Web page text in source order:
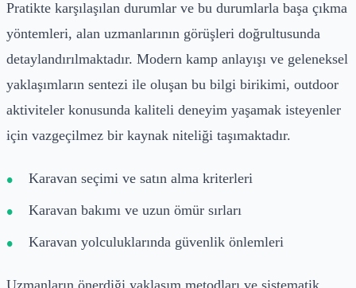
Pratikte karşılaşılan durumlar ve bu durumlarla başa çıkma
yöntemleri, alan uzmanlarının görüşleri doğrultusunda
detaylandırılmaktadır. Modern kamp anlayışı ve geleneksel
yaklaşımların sentezi ile oluşan bu bilgi birikimi, outdoor
aktiviteler konusunda kaliteli deneyim yaşamak isteyenler
için vazgeçilmez bir kaynak niteliği taşımaktadır.
Karavan seçimi ve satın alma kriterleri
Karavan bakımı ve uzun ömür sırları
Karavan yolculuklarında güvenlik önlemleri
Uzmanların önerdiği yaklaşım metodları ve sistematik